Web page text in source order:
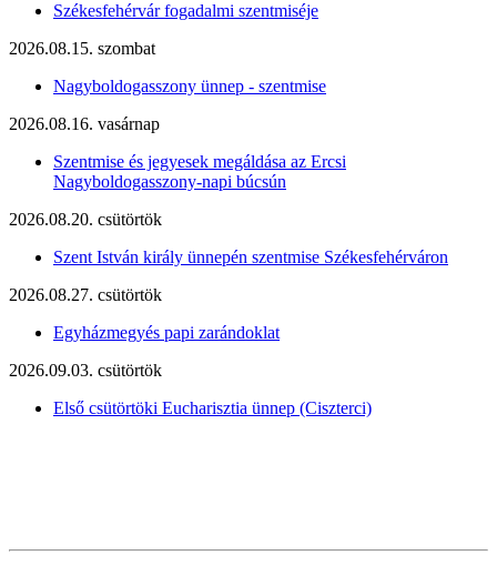
Székesfehérvár fogadalmi szentmiséje
2026.08.15. szombat
Nagyboldogasszony ünnep - szentmise
2026.08.16. vasárnap
Szentmise és jegyesek megáldása az Ercsi
Nagyboldogasszony-napi búcsún
2026.08.20. csütörtök
Szent István király ünnepén szentmise Székesfehérváron
2026.08.27. csütörtök
Egyházmegyés papi zarándoklat
2026.09.03. csütörtök
Első csütörtöki Eucharisztia ünnep (Ciszterci)